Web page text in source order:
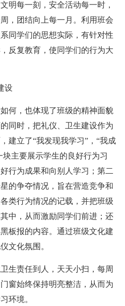
明每一刻，安全活动每一时，
，团结向上每一月。利用班会
同学们的思想实际，有针对性
反复教育，使同学们的行为大
设
何，也体现了班级的精神面貌
同时，把礼仪、卫生建设作为
建立了“我发现我学习”，“我成
块主要展示学生的良好行为习
行为成果和向别人学习；第二
的争夺情况，旨在营造竞争和
类行为情况的记载，并把班级
中，从而激励同学们前进；还
板报的内容。通过班级文化建
文化氛围。
生责任到人，天天小扫，每周
窗始终保持明亮整洁，从而为
环境。